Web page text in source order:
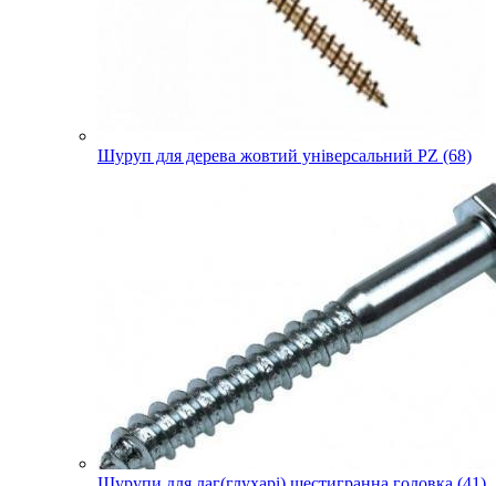
Шуруп для дерева жовтий універсальний PZ (68)